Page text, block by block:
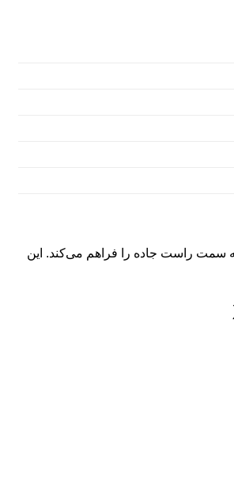
سمت راست جاده را فراهم می‌کند. این